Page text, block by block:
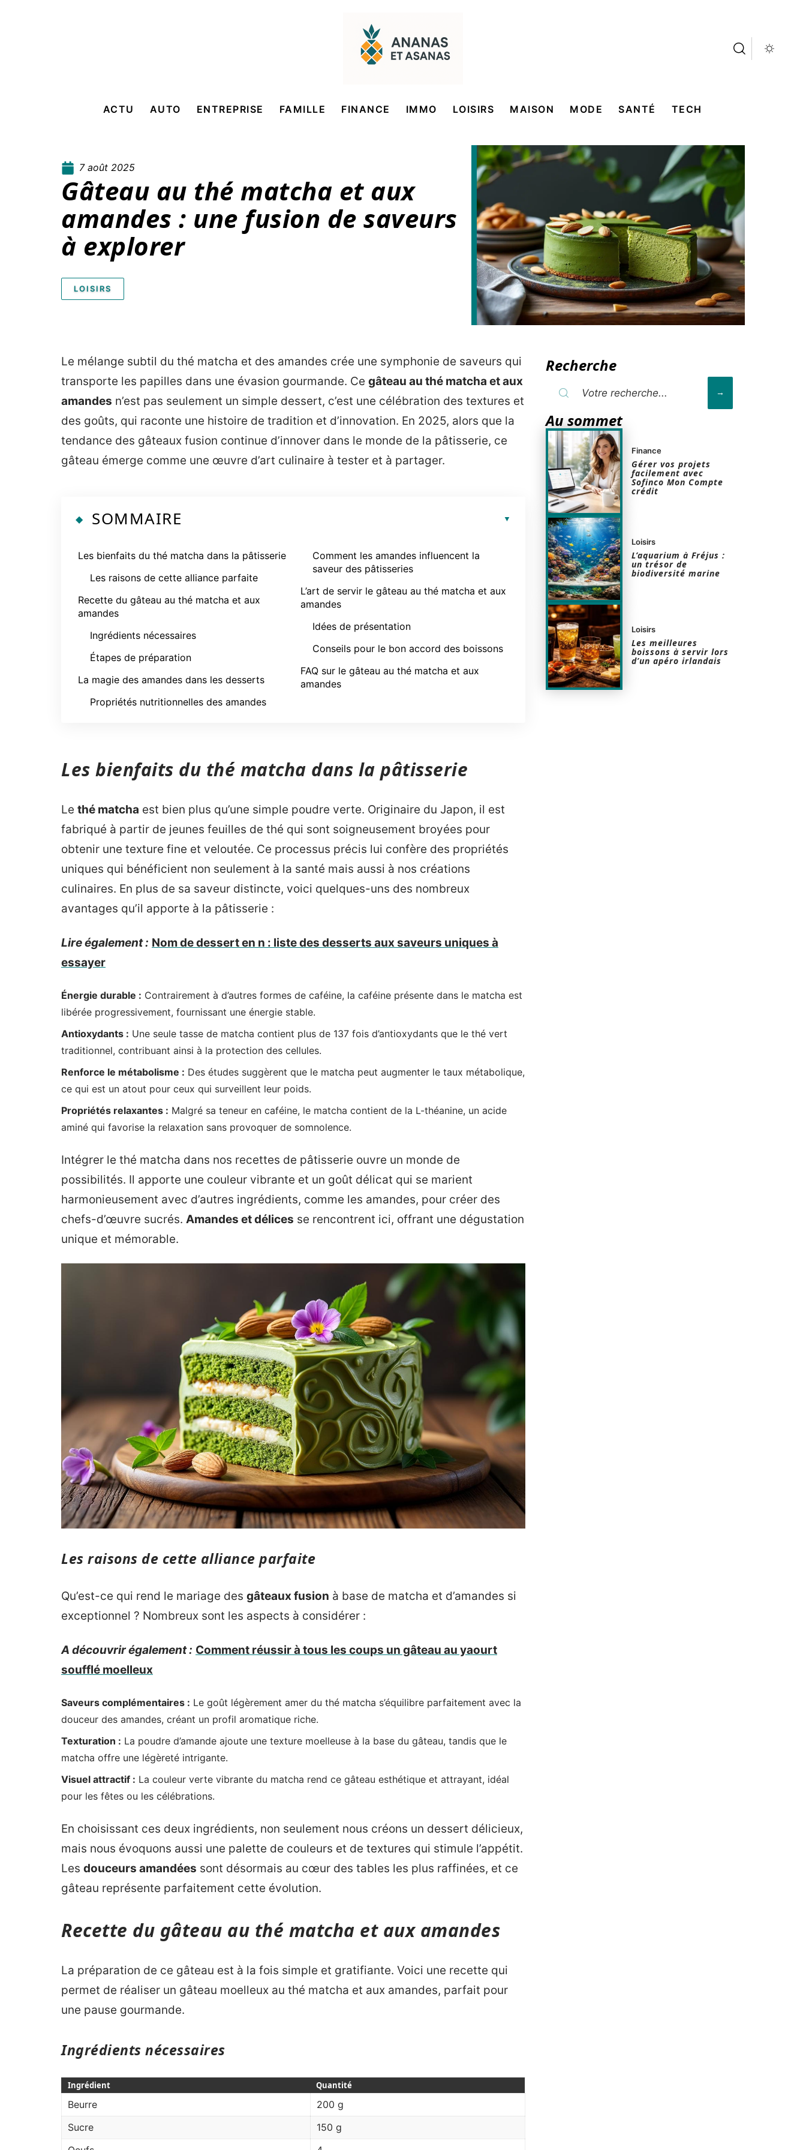
ACTU AUTO ENTREPRISE FAMILLE FINANCE IMMO LOISIRS MAISON MODE SANTÉ TECH
7 août 2025
Gâteau au thé matcha et aux
amandes : une fusion de saveurs
à explorer
LOISIRS
Le mélange subtil du thé matcha et des amandes crée une symphonie de saveurs qui
transporte les papilles dans une évasion gourmande. Ce gâteau au thé matcha et aux
amandes n’est pas seulement un simple dessert, c’est une célébration des textures et
des goûts, qui raconte une histoire de tradition et d’innovation. En 2025, alors que la
tendance des gâteaux fusion continue d’innover dans le monde de la pâtisserie, ce
gâteau émerge comme une œuvre d’art culinaire à tester et à partager.
SOMMAIRE
Les bienfaits du thé matcha dans la pâtisserie
Les raisons de cette alliance parfaite
Recette du gâteau au thé matcha et aux
amandes
Ingrédients nécessaires
Étapes de préparation
La magie des amandes dans les desserts
Propriétés nutritionnelles des amandes
Comment les amandes influencent la
saveur des pâtisseries
L’art de servir le gâteau au thé matcha et aux
amandes
Idées de présentation
Conseils pour le bon accord des boissons
FAQ sur le gâteau au thé matcha et aux
amandes
Les bienfaits du thé matcha dans la pâtisserie
Le thé matcha est bien plus qu’une simple poudre verte. Originaire du Japon, il est
fabriqué à partir de jeunes feuilles de thé qui sont soigneusement broyées pour
obtenir une texture fine et veloutée. Ce processus précis lui confère des propriétés
uniques qui bénéficient non seulement à la santé mais aussi à nos créations
culinaires. En plus de sa saveur distincte, voici quelques-uns des nombreux
avantages qu’il apporte à la pâtisserie :
Lire également : Nom de dessert en n : liste des desserts aux saveurs uniques à
essayer
Énergie durable : Contrairement à d’autres formes de caféine, la caféine présente dans le matcha est
libérée progressivement, fournissant une énergie stable.
Antioxydants : Une seule tasse de matcha contient plus de 137 fois d’antioxydants que le thé vert
traditionnel, contribuant ainsi à la protection des cellules.
Renforce le métabolisme : Des études suggèrent que le matcha peut augmenter le taux métabolique,
ce qui est un atout pour ceux qui surveillent leur poids.
Propriétés relaxantes : Malgré sa teneur en caféine, le matcha contient de la L-théanine, un acide
aminé qui favorise la relaxation sans provoquer de somnolence.
Intégrer le thé matcha dans nos recettes de pâtisserie ouvre un monde de
possibilités. Il apporte une couleur vibrante et un goût délicat qui se marient
harmonieusement avec d’autres ingrédients, comme les amandes, pour créer des
chefs-d’œuvre sucrés. Amandes et délices se rencontrent ici, offrant une dégustation
unique et mémorable.
Les raisons de cette alliance parfaite
Qu’est-ce qui rend le mariage des gâteaux fusion à base de matcha et d’amandes si
exceptionnel ? Nombreux sont les aspects à considérer :
A découvrir également : Comment réussir à tous les coups un gâteau au yaourt
soufflé moelleux
Saveurs complémentaires : Le goût légèrement amer du thé matcha s’équilibre parfaitement avec la
douceur des amandes, créant un profil aromatique riche.
Texturation : La poudre d’amande ajoute une texture moelleuse à la base du gâteau, tandis que le
matcha offre une légèreté intrigante.
Visuel attractif : La couleur verte vibrante du matcha rend ce gâteau esthétique et attrayant, idéal
pour les fêtes ou les célébrations.
En choisissant ces deux ingrédients, non seulement nous créons un dessert délicieux,
mais nous évoquons aussi une palette de couleurs et de textures qui stimule l’appétit.
Les douceurs amandées sont désormais au cœur des tables les plus raffinées, et ce
gâteau représente parfaitement cette évolution.
Recette du gâteau au thé matcha et aux amandes
La préparation de ce gâteau est à la fois simple et gratifiante. Voici une recette qui
permet de réaliser un gâteau moelleux au thé matcha et aux amandes, parfait pour
une pause gourmande.
Ingrédients nécessaires
Ingrédient Quantité
Beurre
200 g
Sucre
150 g
Recherche
Au sommet
Finance
Gérer vos projets
facilement avec
Sofinco Mon Compte
crédit
Loisirs
L’aquarium à Fréjus :
un trésor de
biodiversité marine
Loisirs
Les meilleures
boissons à servir lors
d’un apéro irlandais